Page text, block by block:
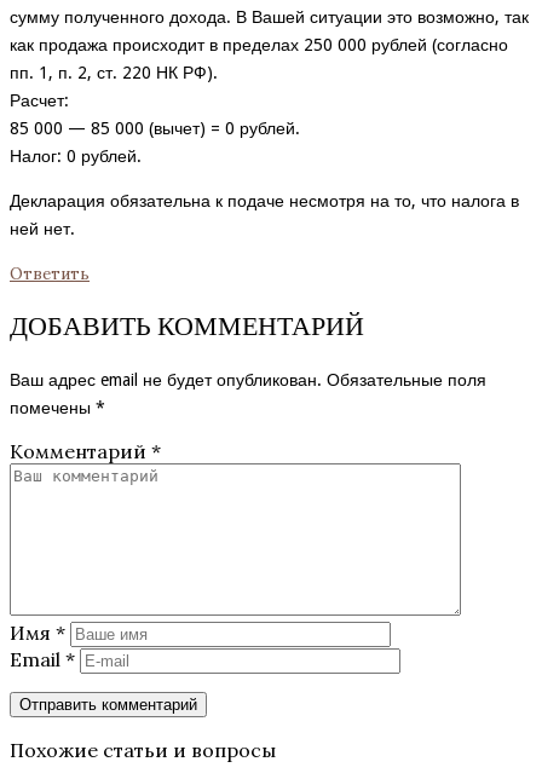
сумму полученного дохода. В Вашей ситуации это возможно, так
как продажа происходит в пределах 250 000 рублей (согласно
пп. 1, п. 2, ст. 220 НК РФ).
Расчет:
85 000 — 85 000 (вычет) = 0 рублей.
Налог: 0 рублей.
Декларация обязательна к подаче несмотря на то, что налога в
ней нет.
Ответить
ДОБАВИТЬ КОММЕНТАРИЙ
Ваш адрес email не будет опубликован. Обязательные поля
помечены *
Комментарий *
Имя *
Email *
Похожие статьи и вопросы